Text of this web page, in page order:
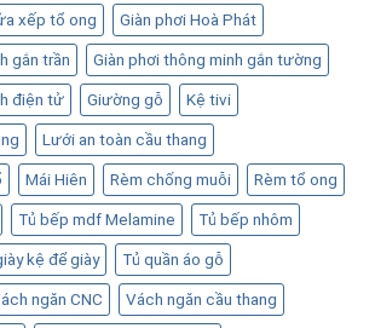
xếp tổ ong Giàn phơi Hoà Phát
gắn trần Giàn phơi thông minh gắn tường
điện tử Giường gỗ Kệ tivi
Lưới an toàn cầu thang
Mái Hiên Rèm chống muỗi Rèm tổ ong
Tủ bếp mdf Melamine Tủ bếp nhôm
kệ để giày Tủ quần áo gỗ
ngăn CNC Vách ngăn cầu thang